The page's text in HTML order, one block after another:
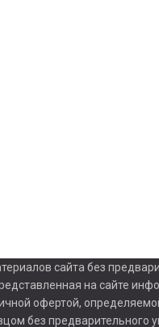
сайта без
на сайте
офертой,
без предварительного